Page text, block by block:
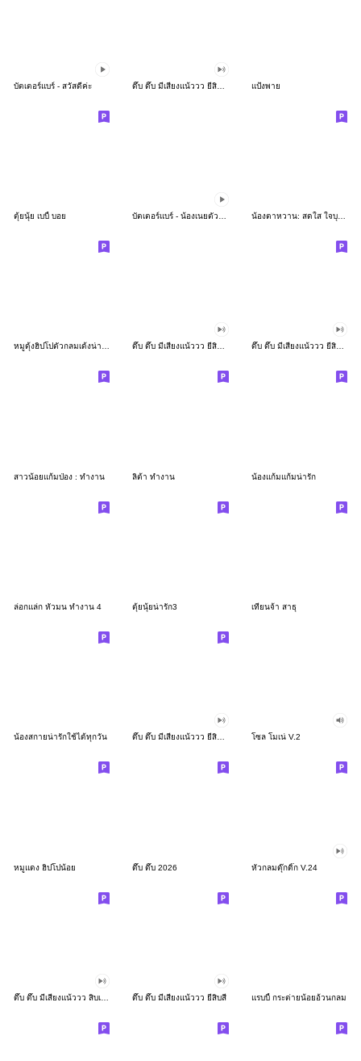
บัตเตอร์แบร์ - สวัสดีค่ะ แป้งพาย
ตุ้ยนุ้ย เบบี้ บอย น้องตาหวาน: สดใส ใจบุญ (สีพาสเทล)
หมูดุ้งฮิปโปตัวกลมเด้งน่ารัก ดึ๊บ ดึ๊บ มีเสียงแน้ววว ยี่สิบเจ็ด ดึ๊บ ดึ๊บ มีเสียงแน้ววว ยี่สิบหก
สาวน้อยแก้มป่อง : ทำงาน ลิต้า ทำงาน น้องแก้มแก้มน่ารัก
ล่อกแล่ก หัวมน ทำงาน 4 ตุ้ยนุ้ยน่ารัก3 เทียนจ้า สาธุ
น้องสกายน่ารักใช้ได้ทุกวัน ดึ๊บ ดึ๊บ มีเสียงแน้ววว ยี่สิบสอง โซล โมเน่ V.2
หมูแดง ฮิปโปน้อย ดึ๊บ ดึ๊บ 2026 หัวกลมดุ๊กดิ๊ก V.24
ดึ๊บ ดึ๊บ มีเสียงแน้ววว ยี่สิบสี่ แรบบี้ กระต่ายน้อยอ้วนกลม